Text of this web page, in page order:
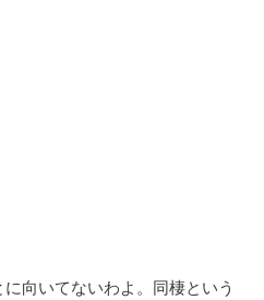
向いてないわよ。同棲という